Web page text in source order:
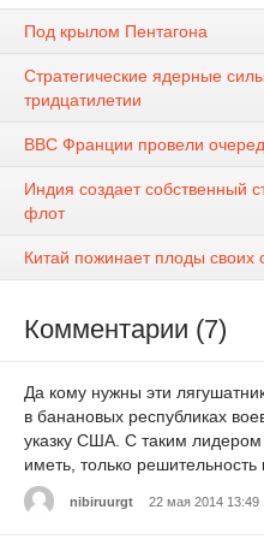
Под крылом Пентагона
Стратегические ядерные
тридцатилетии
ВВС Франции провели
Индия создает собственный
флот
Китай пожинает плоды своих
Комментарии (7)
Да кому нужны эти
в банановых республиках
указку США. С таким лидером
иметь, только
nibiruurgt 22 мая 2014 13:49